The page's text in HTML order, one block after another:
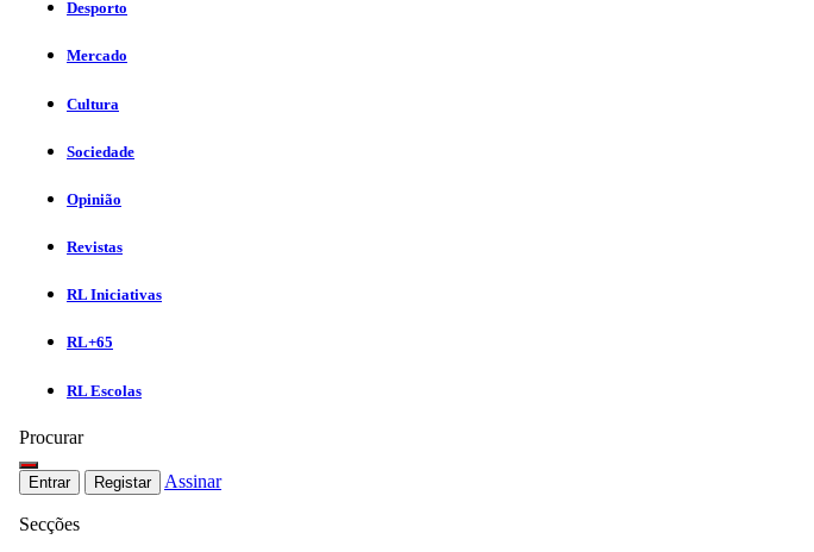
Desporto
Mercado
Cultura
Sociedade
Opinião
Revistas
RL Iniciativas
RL+65
RL Escolas
Procurar
Entrar Registar Assinar
Secções